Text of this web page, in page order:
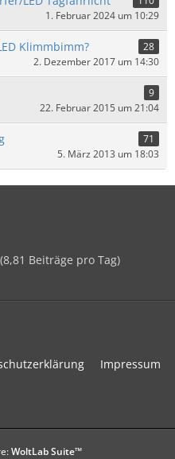
1. Februar 2024 um 10:29
Klimmbimm?
28
2. Dezember 2017 um 14:30
9
22. Februar 2015 um 21:04
71
5. März 2013 um 18:03
Beiträge pro Tag)
Impressum
WoltLab Suite™